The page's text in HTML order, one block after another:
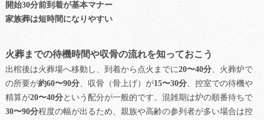
開始30分前到着が基本マナー
家族葬は短時間になりやすい
火葬までの待機時間や収骨の流れを知っておこう
出棺後は火葬場へ移動し、到着から点火までに20〜40分、火葬炉で
の所要が約60〜90分、収骨（骨上げ）が15〜30分、控室での待機や
精算が20〜40分という配分が一般的です。混雑期は炉の順番待ちで
30〜90分程度の幅が出るため、親族や高齢の参列者が多い場合は控